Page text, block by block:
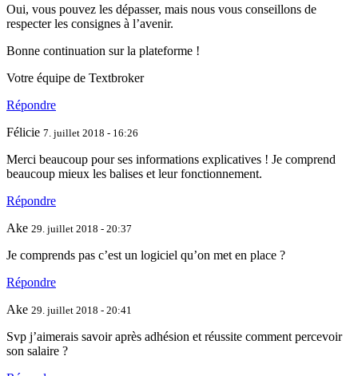
Oui, vous pouvez les dépasser, mais nous vous conseillons de
respecter les consignes à l’avenir.
Bonne continuation sur la plateforme !
Votre équipe de Textbroker
Répondre
Félicie 7. juillet 2018 - 16:26
Merci beaucoup pour ses informations explicatives ! Je comprend
beaucoup mieux les balises et leur fonctionnement.
Répondre
Ake 29. juillet 2018 - 20:37
Je comprends pas c’est un logiciel qu’on met en place ?
Répondre
Ake 29. juillet 2018 - 20:41
Svp j’aimerais savoir après adhésion et réussite comment percevoir
son salaire ?